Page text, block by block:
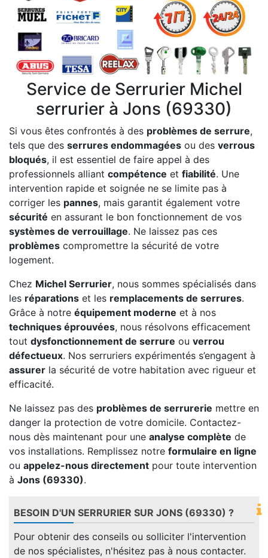
Service de Serrurier Michel
serrurier à Jons (69330)
Si vous êtes confrontés à des problèmes de serrure,
tels que des serrures endommagées ou des verrous
bloqués, il est essentiel de faire appel à des
professionnels alliant compétence et fiabilité. Une
intervention rapide et soignée ne se limite pas à
corriger les pannes, mais garantit également votre
sécurité en assurant le bon fonctionnement de vos
systèmes de verrouillage. Ne laissez pas ces
problèmes compromettre la sécurité de votre
logement.
Chez Michel Serrurier, nous sommes spécialisés dans
les réparations et les remplacements de serrures.
Grâce à notre équipement moderne et à nos
techniques éprouvées, nous résolvons efficacement
tout dysfonctionnement de serrure ou verrou
défectueux. Nos serruriers expérimentés s’engagent à
assurer la sécurité de votre habitation avec rigueur et
efficacité.
Ne laissez pas des problèmes de serrurerie mettre en
danger la protection de votre domicile. Contactez-
nous dès maintenant pour une analyse complète de
vos installations. Remplissez notre formulaire en ligne
ou appelez-nous directement pour toute intervention
à Jons (69330).
BESOIN D'UN SERRURIER SUR JONS (69330) ?
Pour obtenir des conseils ou solliciter l'intervention
de nos spécialistes, n'hésitez pas à nous contacter.